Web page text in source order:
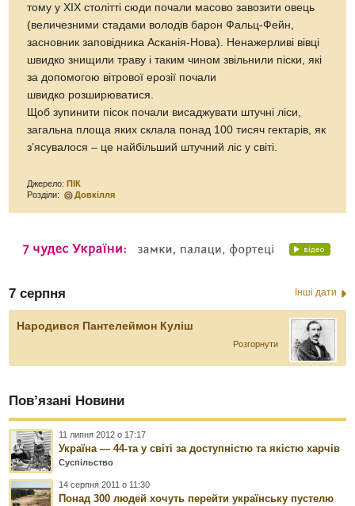
тому у XIX столітті сюди почали масово завозити овець
(величезними стадами володів барон Фальц-Фейн,
засновник заповідника Асканія-Нова). Ненажерливі вівці
швидко знищили траву і таким чином звільнили піски, які
за допомогою вітрової ерозії почали
швидко розширюватися.
Щоб зупинити пісок почали висаджувати штучні ліси,
загальна площа яких склала понад 100 тисяч гектарів, як
з’ясувалося – це найбільший штучний ліс у світі.
Джерело:ПІК
Розділи:
Довкілля
7 серпня Інші дати
Народився Пантелеймон Куліш
Розгорнути
Пов’язані Новини
11 липня 2012 о 17:17
Україна — 44-та у світі за доступністю та якістю харчів
Суспільство
14 серпня 2011 о 11:30
Понад 300 людей хочуть перейти українську пустелю